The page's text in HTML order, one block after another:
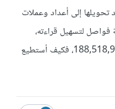
إلى أعداد وعملات
لتسهيل قراءته،
فمثلا 188518982.18 تصبح £188,518,982.18، فكيف أستطيع